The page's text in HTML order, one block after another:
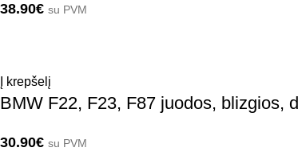
38.90€ su PVM
Į krepšelį
BMW F22, F23, F87 juodos, blizgios,
30.90€ su PVM